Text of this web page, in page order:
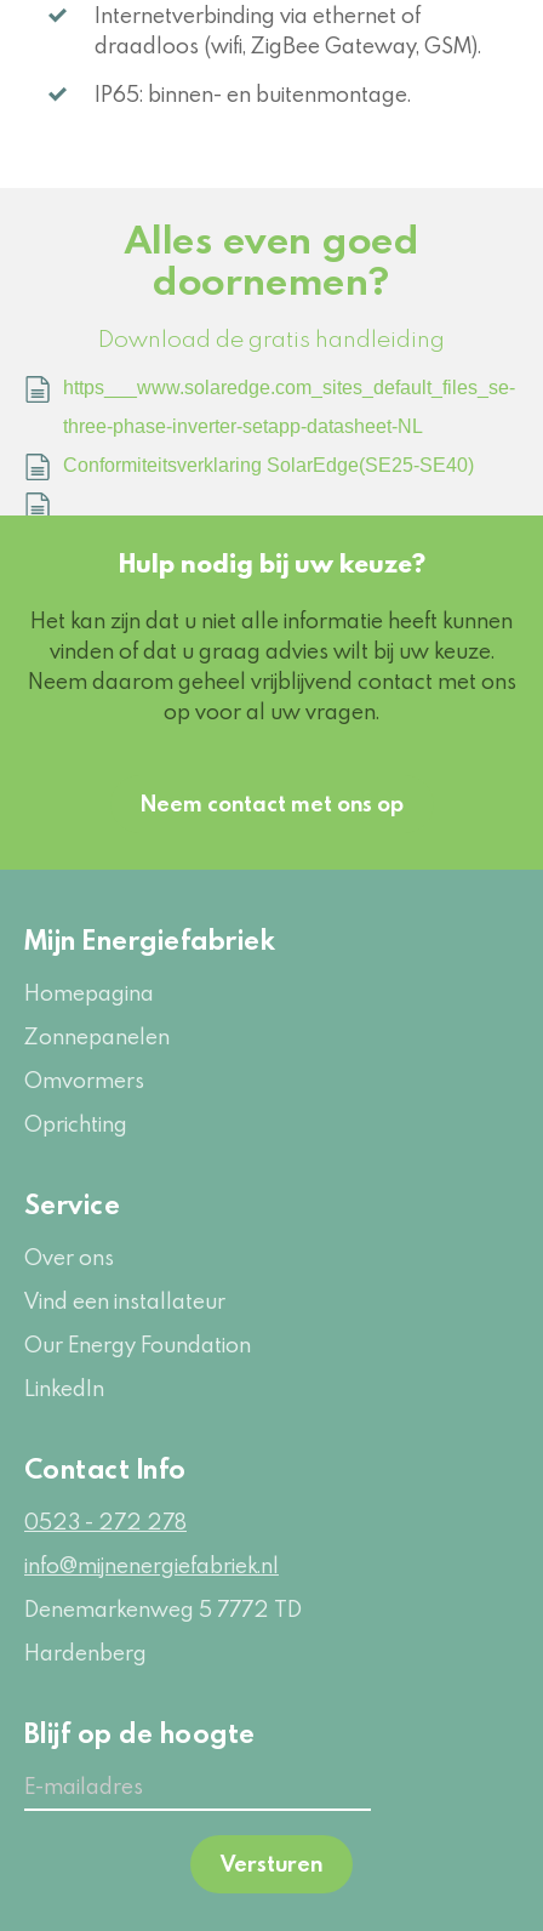
Internetverbinding via ethernet of
draadloos (wifi, ZigBee Gateway, GSM).
IP65: binnen- en buitenmontage.
Alles even goed
doornemen?
Download de gratis handleiding
https___www.solaredge.com_sites_default_files_se-
three-phase-inverter-setapp-datasheet-NL
Conformiteitsverklaring SolarEdge(SE25-SE40)
Hulp nodig bij uw keuze?
Het kan zijn dat u niet alle informatie heeft kunnen
vinden of dat u graag advies wilt bij uw keuze.
Neem daarom geheel vrijblijvend contact met ons
op voor al uw vragen.
Neem contact met ons op
Mijn Energiefabriek
Homepagina
Zonnepanelen
Omvormers
Oprichting
Service
Over ons
Vind een installateur
Our Energy Foundation
LinkedIn
Contact Info
0523 - 272 278
info@mijnenergiefabriek.nl
Denemarkenweg 5 7772 TD
Hardenberg
Blijf op de hoogte
Versturen